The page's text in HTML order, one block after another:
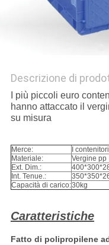
Descrizione di
I più piccoli euro
hanno attaccato il
su misura
Merce:
I
Materiale:
Vergine pp
Ext. Dim.:
Int. Tenue.:
Capacità di carico:30kg
Caratteristiche
Fatto di polipropilene